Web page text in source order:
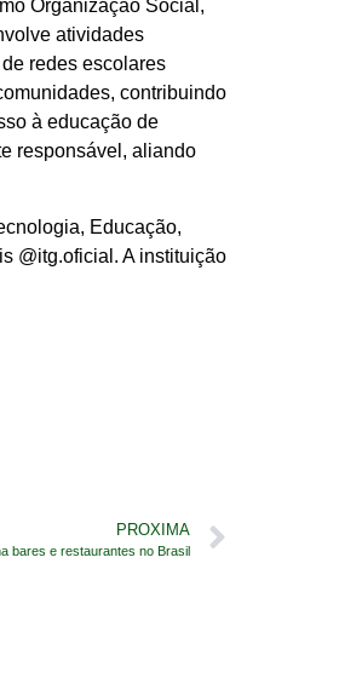
Organização Social,
atividades
redes escolares
contribuindo
à educação de
responsável, aliando
Educação,
@itg.oficial. A instituição
PROXIMA
bares e restaurantes no Brasil